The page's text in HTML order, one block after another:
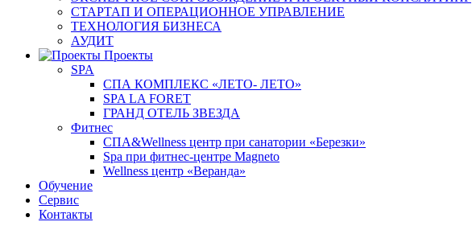
СТАРТАП И ОПЕРАЦИОННОЕ УПРАВЛЕНИЕ
ТЕХНОЛОГИЯ БИЗНЕСА
АУДИТ
Проекты
SPA
СПА КОМПЛЕКС «ЛЕТО- ЛЕТО»
SPA LA FORET
ГРАНД ОТЕЛЬ ЗВЕЗДА
Фитнес
СПА&Wellness центр при санатории «Березки»
Spa при фитнес-центре Magneto
Wellness центр «Веранда»
Обучение
Сервис
Контакты